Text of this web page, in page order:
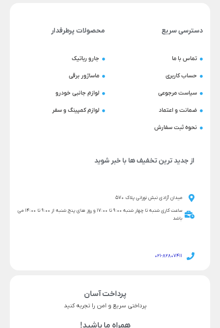
دسترسی سریع
تماس با ما
حساب کاربری
سیاست مرجوعی
ضمانت و اعتماد
نحوه ثبت سفارش
محصولات پرطرفدار
جارو رباتیک
ماساژور برقی
لوازم جانبی خودرو
لوازم کمپینگ و سفر
از جدید ترین تخفیف ها با خبر شوید
میدان آزادی نبش نورانی پلاک 570
ساعت کاری شنبه تا چهار شنبه 9:00 تا 17:00 و روز های پنج شنبه از 9:00 تا 14:00 می
باشد
021-82807411
پرداخت آسان
پرداختی سریع و امن را تجربه کنید
همراه ما باشید!